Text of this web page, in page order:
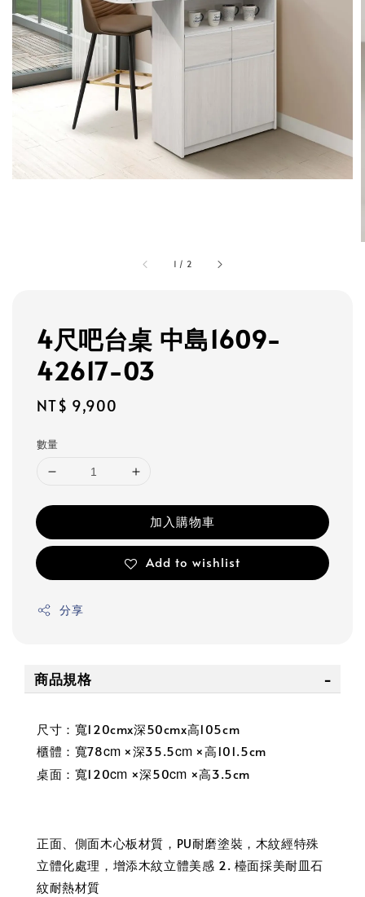
1 / 2
4尺吧台桌 中島1609-
42617-03
Regular
NT$ 9,900
數量
加入購物車
Add to wishlist
分享
商品規格
尺寸：寬120cmx深50cmx高105cm
櫃體：寬78cm×深35.5cm×高101.5cm
桌面：寬120cm ×深50cm ×高3.5cm
正面、側面木心板材質，PU耐磨塗裝，木紋經特殊
立體化處理，增添木紋立體美感 2. 檯面採美耐皿石
紋耐熱材質